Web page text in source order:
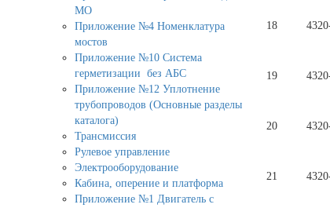
МО
Приложение №4 Номенклатура
мостов
Приложение №10 Система
герметизации без АБС
Приложение №12 Уплотнение
трубопроводов (Основные разделы
каталога)
Трансмиссия
Рулевое управление
Электрооборудование
Кабина, оперение и платформа
Приложение №1 Двигатель с
18
19
20
21